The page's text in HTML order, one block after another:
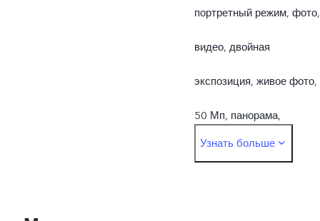
портретный режим, фото,
видео, двойная
экспозиция, живое фото,
50 Мп, панорама,
замедленная съёмка,
Узнать больше